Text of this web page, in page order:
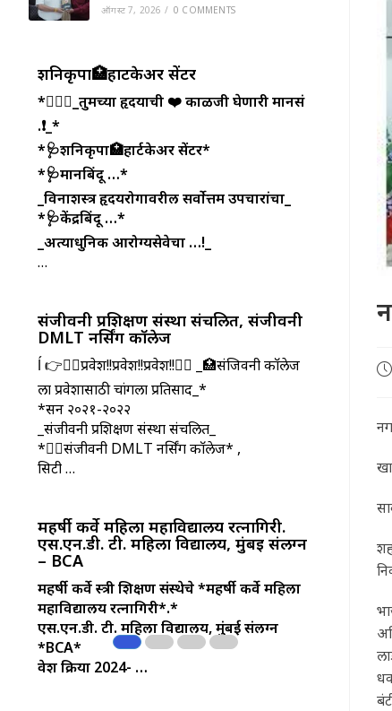
ऑगस्ट 7, 2026 / 0 COMMENTS
शनिकृपा🏥हार्टकेअर सेंटर
*💁🏻‍♂️_तुमच्या हृदयाची ❤️ काळजी घेणारी मानसं
.❗_*
*🩺शनिकृपा🏥हार्टकेअर सेंटर*
*🩺मानबिंदू …*
_विनाशस्त्र हृदयरोगावरील सर्वोत्तम उपचारांचा_
*🩺केंद्रबिंदू …*
_अत्याधुनिक आरोग्यसेवेचा …!_
…
संजीवनी प्रशिक्षण संस्था संचलित, संजीवनी
DMLT नर्सिंग काॅलेज
ĺ 👉👩‍⚕️प्रवेश!!प्रवेश!!प्रवेश!!👩‍⚕️ _🏥संजिवनी काॅलेज
ला प्रवेशासाठी चांगला प्रतिसाद_*
*सन २०२१-२०२२
_संजीवनी प्रशिक्षण संस्था संचलित_
*👩‍⚕️संजीवनी DMLT नर्सिंग काॅलेज* ,
सिटी …
महर्षी कर्वे महिला महाविद्यालय रत्नागिरी.
एस.एन.डी. टी. महिला विद्यालय, मुंबई संलग्न
– BCA
महर्षी कर्वे स्त्री शिक्षण संस्थेचे*महर्षी कर्वे महिला
महाविद्यालय रत्नागिरी*.*
एस.एन.डी. टी. महिला विद्यालय, मुंबई संलग्न
*BCA*
प्रवेश प्रक्रिया 2024- …